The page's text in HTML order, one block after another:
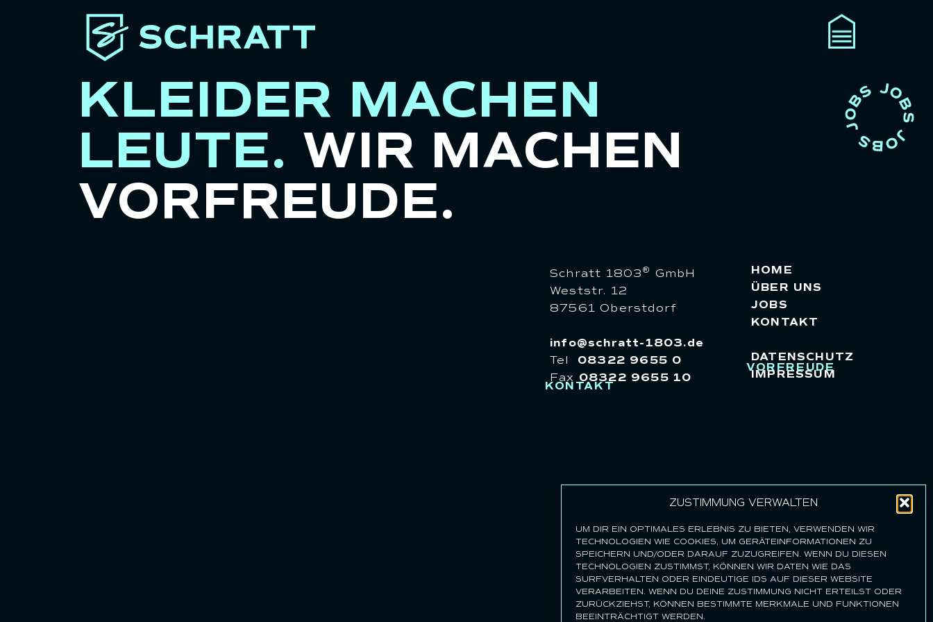
ZUSTIMMUNG VERWALTEN
UM DIR EIN OPTIMALES ERLEBNIS ZU BIETEN, VERWENDEN WIR
TECHNOLOGIEN WIE COOKIES, UM GERÄTEINFORMATIONEN ZU
SPEICHERN UND/ODER DARAUF ZUZUGREIFEN. WENN DU DIESEN
TECHNOLOGIEN ZUSTIMMST, KÖNNEN WIR DATEN WIE DAS
SURFVERHALTEN ODER EINDEUTIGE IDS AUF DIESER WEBSITE
VERARBEITEN. WENN DU DEINE ZUSTIMMUNG NICHT ERTEILST ODER
ZURÜCKZIEHST, KÖNNEN BESTIMMTE MERKMALE UND FUNKTIONEN
BEEINTRÄCHTIGT WERDEN.
KLEIDER MACHEN
LEUTE. WIR MACHEN
VORFREUDE.
Schratt 1803 ®
GmbH
Weststr. 12
87561 Oberstdorf
info@schratt-1803.de
Tel
08322 9655 0
Fax 08322 9655 10
KONTAKT
HOME
ÜBER UNS
JOBS
KONTAKT
DATENSCHUTZ
IMPRESSUM
VORFREUDE